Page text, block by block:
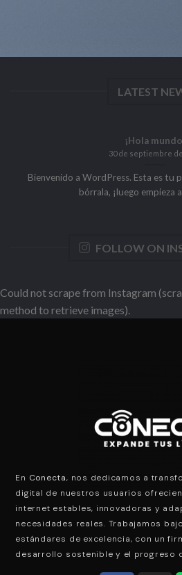
LATEST
¡Hola
30 de septiembre
Bienvenido a WordPress. Esta es tu
bórrala, ¡luego empieza
FOLLOW ON
Could not scrape from Instagram
method to retrieve images).
En Conecta, nos dedicamos a
digital de nuestros usuarios
internet estables, innovadoras y
necesidades reales. Trabajamos
estándares de excelencia, con un
desarrollo sostenible y el progreso